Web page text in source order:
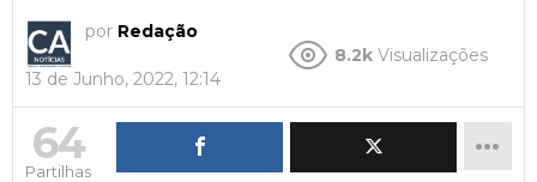
por Redação
13 de Junho, 2022, 12:14
8.2k Visualizações
64
Partilhas